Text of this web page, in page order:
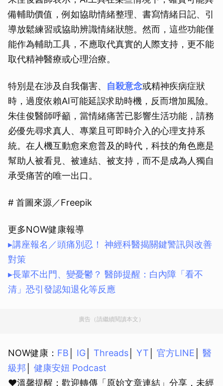
備輔助價值，例如協助情緒整理、書寫情緒日記、引
導放鬆練習或協助辨識情緒狀態。然而，這些功能僅
能作為輔助工具，不應取代真實的人際支持，更不能
取代精神醫療或心理治療。
特別是在涉及自我傷害、 自殺意念或精神疾病症狀
時，過度依賴AI可能延誤求助時機，反而增加風險。
朱佳俊醫師呼籲，當情緒痛苦已影響生活功能，請務
必優先尋求真人、專業且可即時介入的心理支持系
統。在人機互動愈來愈普及的時代，科技的角色應是
幫助人被看見、被連結、被支持，而不是成為人獨自
承受痛苦的唯一出口。
# 首圖來源／Freepik
更多NOW健康報導
▸講座報名／頭痛別忍！ 神經科醫揭關鍵警訊與改善
對策
▸長輩不出門、變憂鬱？ 醫師提醒：白內障「看不
清」恐引發認知退化等反應
廣告（請繼續閱讀本文）
NOW健康： FB IG Threads YT 官方LINE
醫
級邦
健康安妞 Podcast
❤溫馨提醒：歡迎轉傳「原始文章連結」分享，未經